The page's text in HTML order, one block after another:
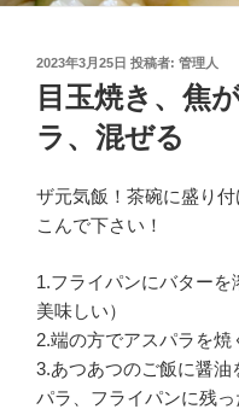
投
稿
日:
2023年3月25日 投稿者: 管理人
目玉焼き、焦
ラ、混ぜる
ザ元気飯！茶碗に盛り
こんで下さい！
1.フライパンにバター
美味しい）
2.端の方でアスパラを焼
3.あつあつのご飯に醤油
パラ、フライパンに残